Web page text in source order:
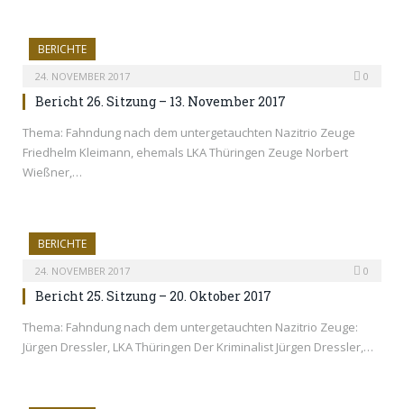
BERICHTE
24. NOVEMBER 2017 0
Bericht 26. Sitzung – 13. November 2017
Thema: Fahndung nach dem untergetauchten Nazitrio Zeuge
Friedhelm Kleimann, ehemals LKA Thüringen Zeuge Norbert
Wießner,…
BERICHTE
24. NOVEMBER 2017 0
Bericht 25. Sitzung – 20. Oktober 2017
Thema: Fahndung nach dem untergetauchten Nazitrio Zeuge:
Jürgen Dressler, LKA Thüringen Der Kriminalist Jürgen Dressler,…